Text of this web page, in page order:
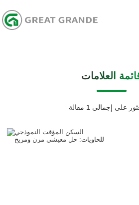
العلامات
على إجمالي 1 مقالة